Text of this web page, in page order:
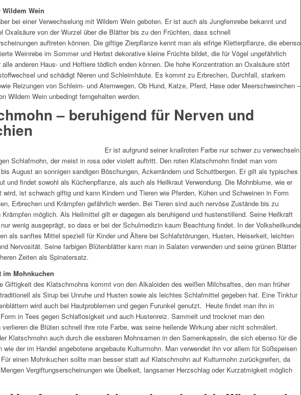
Wein
bei einer Verwechselung mit Wildem Wein geboten. Er ist auch als Jungfernrebe bekannt und
Oxalsäure von der Wurzel über die Blätter bis zu den Früchten, dass schnell
auftreten können. Die giftige Zierpflanze kennt man als eifrige Kletterpflanze, die ebenso
Weinrebe im Sommer und Herbst dekorative kleine Früchte bildet, die für Vögel ungefährlich
anderen Haus- und Hoftiere tödlich enden können. Die hohe Konzentration an Oxalsäure stört
und schädigt Nieren und Schleimhäute. Es kommt zu Erbrechen, Durchfall, starkem
Reizungen von Schleim- und Atemwegen. Ob Hund, Katze, Pferd, Hase oder Meerschweinchen –
Wildem Wein unbedingt ferngehalten werden.
– beruhigend für Nerven und
Er ist aufgrund seiner knallroten Farbe nur schwer zu verwechseln
Schlafmohn, der meist in rosa oder violett auftritt. Den roten Klatschmohn findet man vom
August an sonnigen sandigen Böschungen, Ackerrändern und Schuttbergen. Er gilt als typisches
und findet sowohl als Küchenpflanze, als auch als Heilkraut Verwendung. Die Mohnblume, wie er
wird, ist schwach giftig und kann Kindern und Tieren wie Pferden, Kühen und Schweinen in Form
Erbrechen und Krämpfen gefährlich werden. Bei Tieren sind auch nervöse Zustände bis zu
Krämpfen möglich. Als Heilmittel gilt er dagegen als beruhigend und hustenstillend. Seine Heilkraft
wenig ausgeprägt, so dass er bei der Schulmedizin kaum Beachtung findet. In der Volksheilkunde
als sanftes Mittel speziell für Kinder und Ältere bei Schlafstörungen, Husten, Heiserkeit, leichten
Nervosität. Seine farbigen Blütenblätter kann man in Salaten verwenden und seine grünen Blätter
Zeiten als Spinatersatz.
im Mohnkuchen
Giftigkeit des Klatschmohns kommt von den Alkaloiden des weißen Milchsaftes, den man früher
als Sirup bei Unruhe und Husten sowie als leichtes Schlafmittel gegeben hat. Eine Tinktur
wird auch bei Hautproblemen und gegen Furunkel genutzt. Heute findet man ihn in
in Tees gegen Schlaflosigkeit und auch Hustenreiz. Sammelt und trocknet man den
verlieren die Blüten schnell ihre rote Farbe, was seine heilende Wirkung aber nicht schmälert.
Klatschmohn auch durch die essbaren Mohnsamen in den Samenkapseln, die sich ebenso für die
wie der im Handel angebotene angebaute Kulturmohn. Man verwendet ihn vor allem für Süßspeisen
einen Mohnkuchen sollte man besser statt auf Klatschmohn auf Kulturmohn zurückgreifen, da
Vergiftungserscheinungen wie Übelkeit, langsamer Herzschlag oder Kurzatmigkeit möglich